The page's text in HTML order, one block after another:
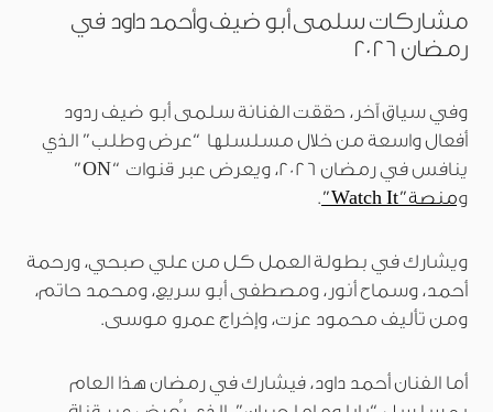
مشاركات سلمى أبو ضيف وأحمد داود في
رمضان 2026
وفي سياق آخر، حققت الفنانة سلمى أبو ضيف ردود
أفعال واسعة من خلال مسلسلها “عرض وطلب” الذي
ينافس في رمضان 2026، ويعرض عبر قنوات “ON”
ومنصة”Watch It” .
ويشارك في بطولة العمل كل من علي صبحي، ورحمة
أحمد، وسماح أنور، ومصطفى أبو سريع، ومحمد حاتم،
ومن تأليف محمود عزت، وإخراج عمرو موسى.
أما الفنان أحمد داود، فيشارك في رمضان هذا العام